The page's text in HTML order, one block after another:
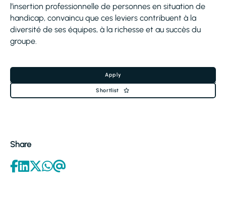
l’insertion professionnelle de personnes en situation de
handicap, convaincu que ces leviers contribuent à la
diversité de ses équipes, à la richesse et au succès du
groupe.
Apply
Shortlist
Share